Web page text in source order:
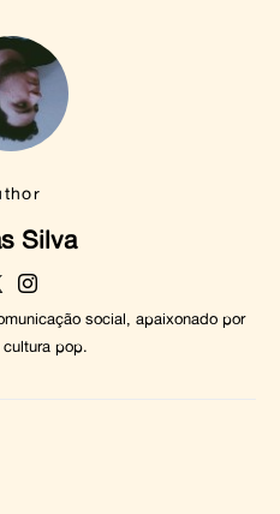
Silva
social, apaixonado por
pop.